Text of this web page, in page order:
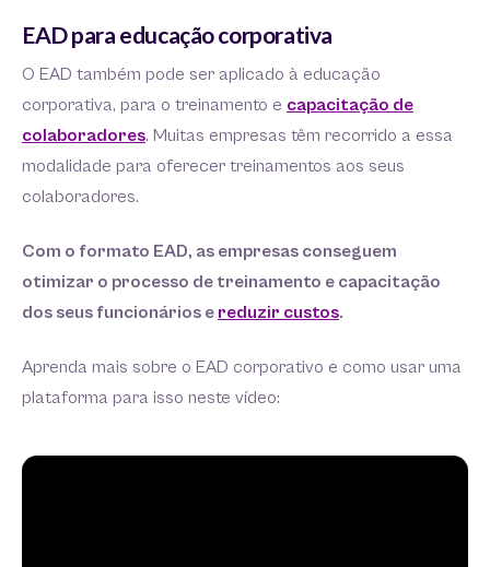
EAD para educação corporativa
O EAD também pode ser aplicado à educação
corporativa, para o treinamento e capacitação de
colaboradores. Muitas empresas têm recorrido a essa
modalidade para oferecer treinamentos aos seus
colaboradores.
Com o formato EAD, as empresas conseguem
otimizar o processo de treinamento e capacitação
dos seus funcionários e reduzir custos.
Aprenda mais sobre o EAD corporativo e como usar uma
plataforma para isso neste vídeo: